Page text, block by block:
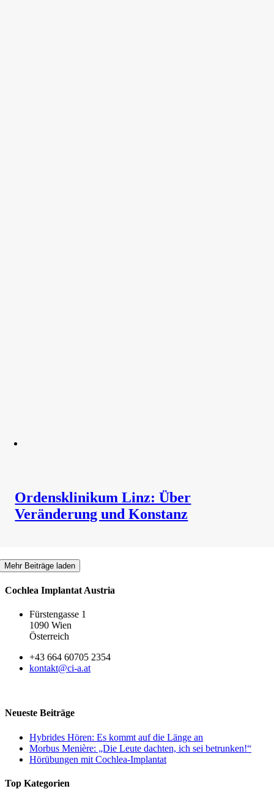
Ordensklinikum Linz: Über
Veränderung und Konstanz
Mehr Beiträge laden
Cochlea Implantat Austria
Fürstengasse 1
1090 Wien
Österreich
+43 664 60705 2354
kontakt@ci-a.at
Neueste Beiträge
Hybrides Hören: Es kommt auf die Länge an
Morbus Menière: „Die Leute dachten, ich sei betrunken!“
Hörübungen mit Cochlea-Implantat
Top Kategorien